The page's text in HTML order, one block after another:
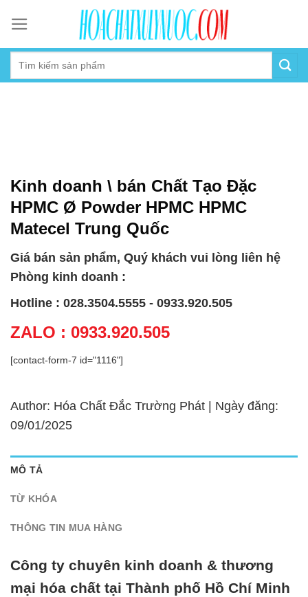
content
Kinh doanh \ bán Chất Tạo Đặc
HPMC Ø Powder HPMC HPMC
Matecel Trung Quốc
Giá bán sản phẩm, Quý khách vui lòng liên hệ
Phòng kinh doanh :
Hotline : 028.3504.5555 - 0933.920.505
ZALO : 0933.920.505
[contact-form-7 id="1116"]
Author: Hóa Chất Đắc Trường Phát | Ngày đăng:
09/01/2025
MÔ TẢ
TỪ KHÓA
THÔNG TIN MUA HÀNG
Công ty chuyên kinh doanh & thương
mại hóa chất tại Thành phố Hồ Chí Minh